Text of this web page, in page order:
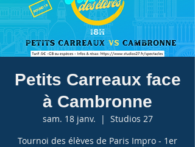
Petits Carreaux face
à Cambronne
sam. 18 janv.
  |
Studios 27
Tournoi des élèves de Paris Impro - 1er